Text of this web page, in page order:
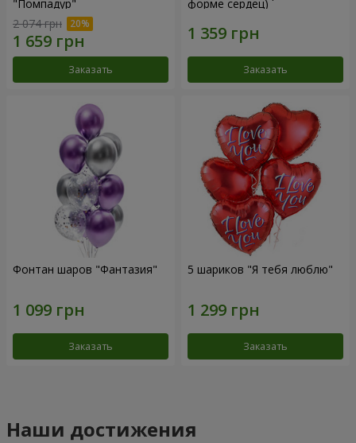
"Помпадур"
2 074 грн
Заказать
форме сердец)
Заказать
Фонтан шаров "Фантазия"
Заказать
5 шариков "Я тебя люблю"
Заказать
Наши достижения